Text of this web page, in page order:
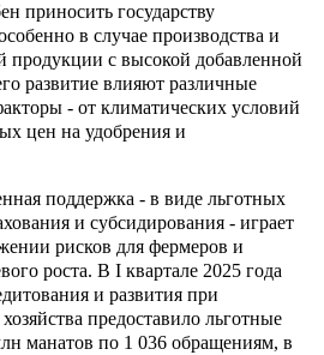
приносить государству
в случае производства и
продукции с высокой добавленной
развитие влияют различные
- от климатических условий
цен на удобрения и
поддержка - в виде льготных
и субсидирования - играет
рисков для фермеров и
роста. В I квартале 2025 года
и развития при
предоставило льготные
манатов по 1 036 обращениям, в